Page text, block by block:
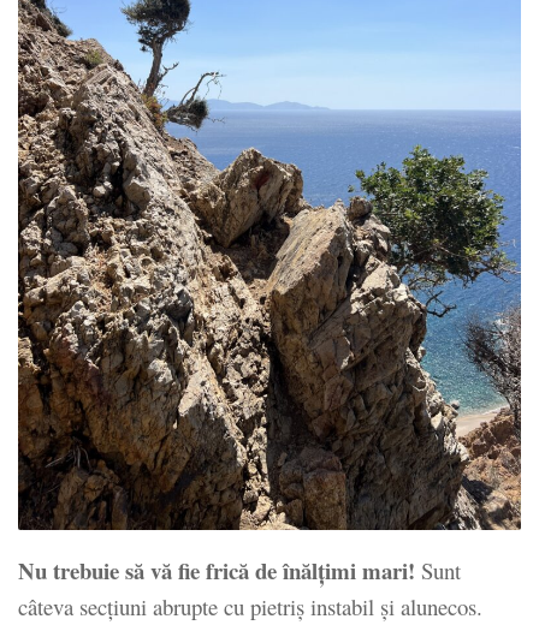
Nu trebuie să vă fie frică de înălțimi mari! Sunt
câteva secțiuni abrupte cu pietriș instabil și alunecos.